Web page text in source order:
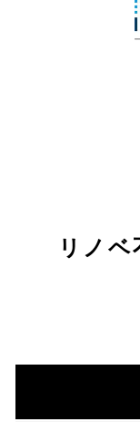
リノ